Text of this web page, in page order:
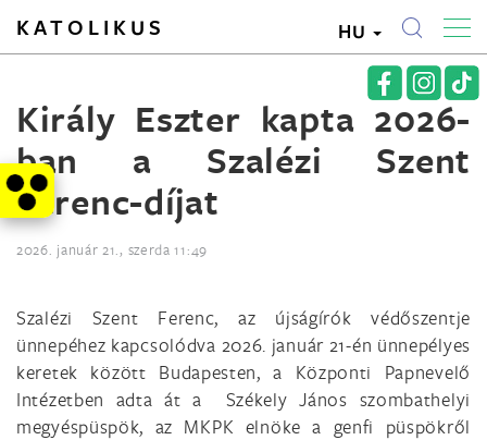
KATOLIKUS HU
Király Eszter kapta 2026-
ban a Szalézi Szent
Ferenc-díjat
2026. január 21., szerda 11:49
Szalézi Szent Ferenc, az újságírók védőszentje
ünnepéhez kapcsolódva 2026. január 21-én ünnepélyes
keretek között Budapesten, a Központi Papnevelő
Intézetben adta át a Székely János szombathelyi
megyéspüspök, az MKPK elnöke a genfi püspökről